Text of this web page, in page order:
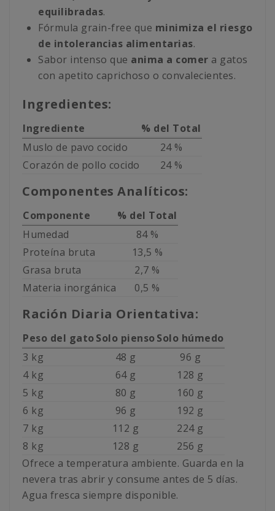
equilibradas.
Fórmula grain-free que minimiza el riesgo
de intolerancias alimentarias.
Sabor intenso que anima a comer a gatos
con apetito caprichoso o convalecientes.
Ingredientes:
Ingrediente
% del Total
Muslo de pavo cocido
24 %
Corazón de pollo cocido
24 %
Componentes Analíticos:
Componente
% del Total
Humedad
84 %
Proteína bruta
13,5 %
Grasa bruta
2,7 %
Materia inorgánica
0,5 %
Ración Diaria Orientativa:
Peso del gatoSolo piensoSolo húmedo
3 kg
48 g
96 g
4 kg
64 g
128 g
5 kg
80 g
160 g
6 kg
96 g
192 g
7 kg
112 g
224 g
8 kg
128 g
256 g
Ofrece a temperatura ambiente. Guarda en la
nevera tras abrir y consume antes de 5 días.
Agua fresca siempre disponible.